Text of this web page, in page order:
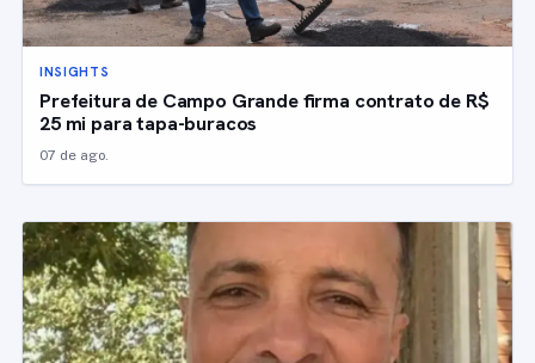
INSIGHTS
Prefeitura de Campo Grande firma contrato de R$
25 mi para tapa-buracos
07 de ago.